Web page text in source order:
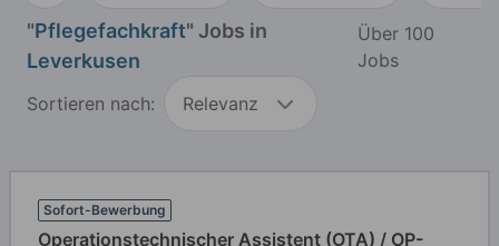
"Pflegefachkraft" Jobs in
Leverkusen
Über 100
Jobs
Sortieren nach:
Relevanz
Sofort-Bewerbung
Operationstechnischer Assistent (OTA) / OP-